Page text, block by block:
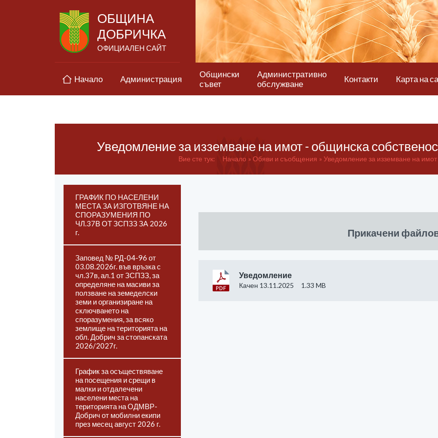
ОБЩИНА
ДОБРИЧКА
ОФИЦИАЛЕН САЙТ
Начало Администрация
Общински
съвет
Административно
обслужване
Контакти Карта на
Уведомление за изземване на имот - общинска
Вие сте тук: Начало Обяви и съобщения Уведомление за изземване на
ГРАФИК ПО НАСЕЛЕНИ
МЕСТА ЗА ИЗГОТВЯНЕ НА
СПОРАЗУМЕНИЯ ПО
ЧЛ.37В ОТ ЗСПЗЗ ЗА 2026
г.
Заповед № РД-04-96 от
03.08.2026г. във връзка с
чл.37в, ал.1 от ЗСПЗЗ, за
определяне на масиви за
ползване на земеделски
земи и организиране на
сключването на
споразумения, за всяко
землище на територията на
обл. Добрич за стопанската
2026/2027г.
График за осъществяване
на посещения и срещи в
малки и отдалечени
населени места на
територията на ОДМВР-
Добрич от мобилни екипи
през месец август 2026 г.
Прикачени
Уведомление
Качен 13.11.2025 1.33 MB